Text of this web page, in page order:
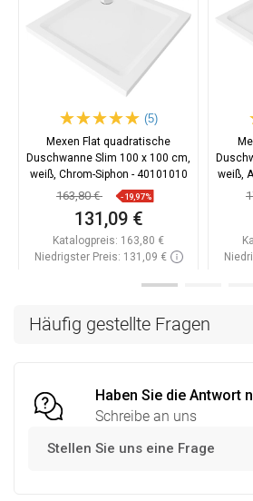
Häufig gestellte Fragen
Haben Sie die Antwort
Schreibe an uns
Stellen Sie uns eine Frage
(5)
Mexen Flat quadratische
Duschwanne Slim 100 x 100 cm,
weiß, Chrom-Siphon - 40101010
163,80 € -19,97%
131,09 €
Katalogpreis: 163,80 €
Niedrigster Preis: 131,09 €
weiß,